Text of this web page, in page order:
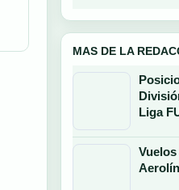
MAS DE LA
Liga